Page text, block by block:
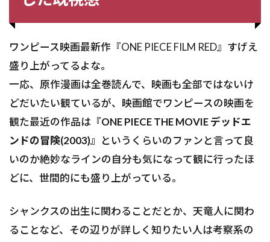
ワンピース映画最新作『ONE PIECE FILM RED』すげえ
盛り上がってるよな。
一応、原作漫画は全巻読んで、映画も全部ではないけ
どだいたい観ているが、映画館でワンピースの映画を
観た最近の作品は 『ONE PIECE THE MOVIE デッドエ
ンドの冒険(2003)』
というくらいのファンと言って良
いのか絶妙なラインの自分も気になって観に行ったほ
どに、世間的にも盛り上がっている。
シャンクスの出生に関わることだとか、天竜人に関わ
ることなど、その辺りが詳しく知りたい人は考察系の